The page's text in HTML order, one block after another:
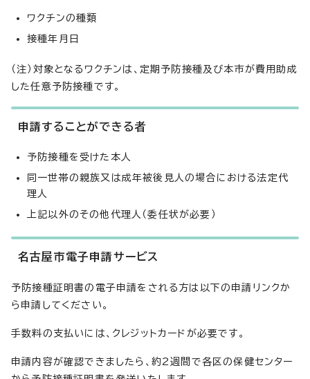
ワクチンの種類
接種年月日
（注）対象となるワクチンは、定期予防接種及び本市が費用助成
した任意予防接種です。
申請することができる者
予防接種を受けた本人
同一世帯の親族又は成年被後見人の場合における法定代
理人
上記以外のその他代理人（委任状が必要）
名古屋市電子申請サービス
予防接種証明書の電子申請をされる方は以下の申請リンクか
ら申請してください。
手数料の支払いには、クレジットカードが必要です。
申請内容が確認できましたら、約2週間で各区の保健センター